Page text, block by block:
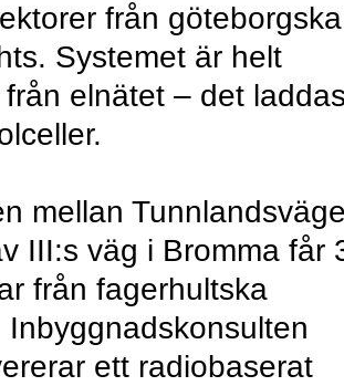
från göteborgska
Systemet är helt
elnätet – det
mellan
III:s väg i Bromma får
från fagerhultska
Inbyggnadskonsulten
ett radiobaserat